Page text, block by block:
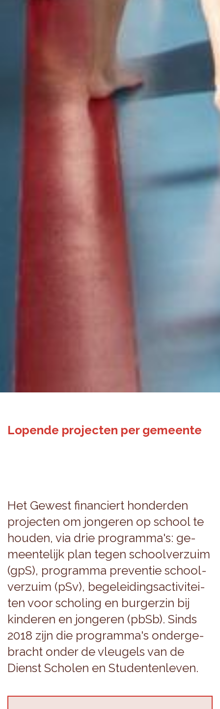
Lopende projecten per gemeente
Het Ge­west fi­nan­ciert hon­der­den
pro­jec­ten om jon­ge­ren op school te
hou­den, via drie pro­gram­ma's: ge­
meen­te­lijk plan tegen school­ver­zuim
(gpS), pro­gram­ma pre­ven­tie school­
ver­zuim (pSv), be­ge­lei­dings­ac­ti­vi­tei­
ten voor scho­ling en bur­ger­zin bij
kin­de­ren en jon­ge­ren (pbSb). Sinds
2018 zijn die pro­gram­ma's on­der­ge­
bracht onder de vleu­gels van de
Dienst Scho­len en Stu­den­ten­le­ven.